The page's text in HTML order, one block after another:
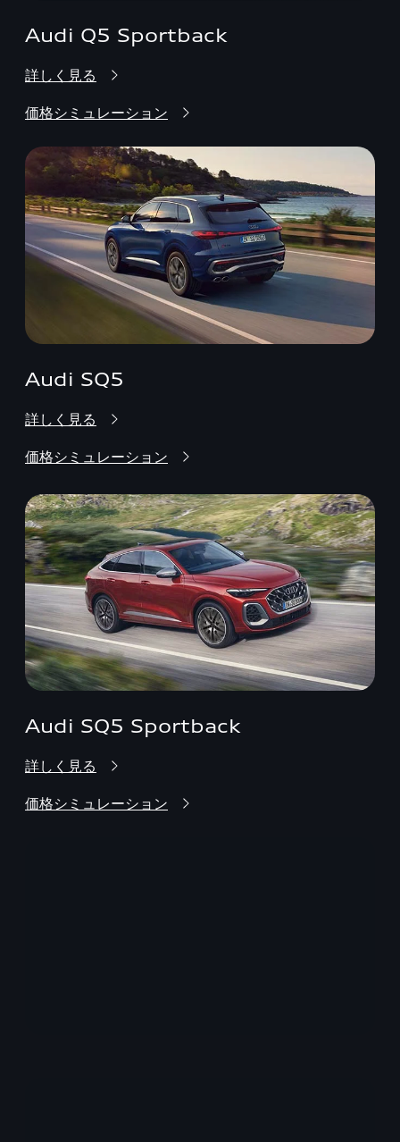
Audi Q5 Sportback
詳しく見る
価格シミュレーション
Audi SQ5
詳しく見る
価格シミュレーション
Audi SQ5 Sportback
詳しく見る
価格シミュレーション